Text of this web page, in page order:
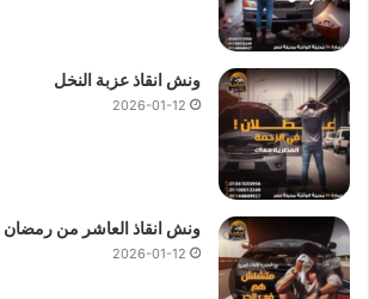
ونش انقاذ عزبة النخل
2026-01-12
ونش انقاذ العاشر من رمضان
2026-01-12